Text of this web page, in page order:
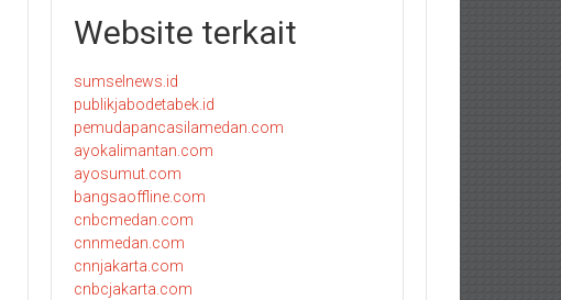
Website terkait
sumselnews.id
publikjabodetabek.id
pemudapancasilamedan.com
ayokalimantan.com
ayosumut.com
bangsaoffline.com
cnbcmedan.com
cnnmedan.com
cnnjakarta.com
cnbcjakarta.com